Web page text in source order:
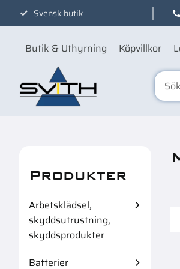
Svensk butik
Butik & Uthyrning Köpvillkor
Produkter
Arbetsklädsel,
skyddsutrustning,
skyddsprodukter
Batterier